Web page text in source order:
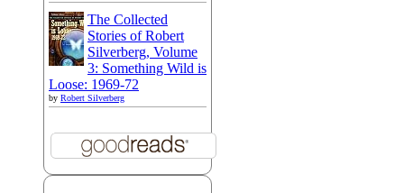
The Collected
Stories of Robert
Silverberg, Volume
3: Something Wild is
Loose: 1969-72
by Robert Silverberg